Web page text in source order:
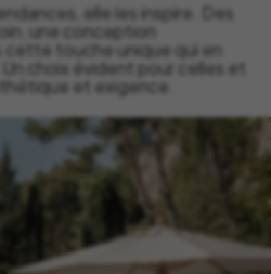
elle les inspire. Des
une conception
cette touche unique qui en
choix évident pour celles et
et exigence.